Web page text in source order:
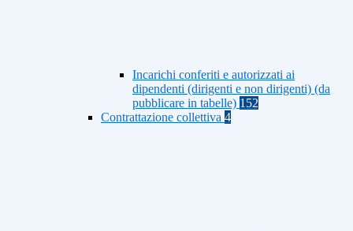
Incarichi conferiti e autorizzati ai
dipendenti (dirigenti e non dirigenti) (da
pubblicare in tabelle) 152
Contrattazione collettiva 4